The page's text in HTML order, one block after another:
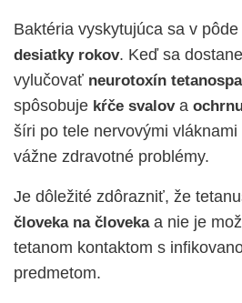
Baktéria vyskytujúca sa v
desiatky rokov. Keď sa
vylučovať neurotoxín
spôsobuje kŕče svalova
šíri po tele nervovými
vážne zdravotné problémy.
Je dôležité zdôrazniť, že
človeka na človekaa nie je
tetanom kontaktom s
predmetom.